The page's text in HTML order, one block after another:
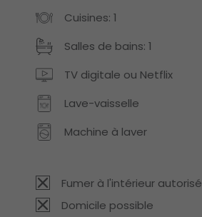
Cuisines: 1
Salles de bains: 1
TV digitale ou Netflix
Lave-vaisselle
Machine à laver
Fumer à l'intérieur autorisé
Domicile possible